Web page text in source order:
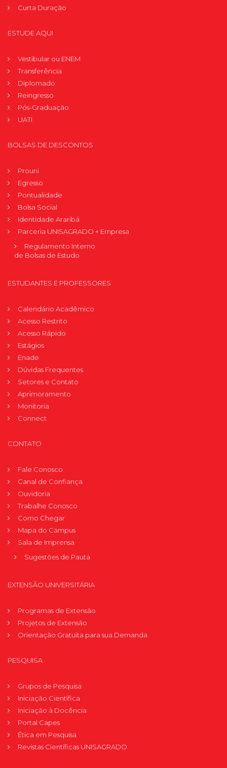
Curta Duração
ESTUDE AQUI
Vestibular ou ENEM
Transferência
Diplomado
Reingresso
Pós-Graduação
UATI
BOLSAS DE DESCONTOS
Prouni
Egresso
Pontualidade
Bolsa Social
Identidade Araribá
Parceria UNISAGRADO + Empresa
Regulamento Interno
de Bolsas de Estudo
ESTUDANTES E PROFESSORES
Calendário Acadêmico
Acesso Restrito
Acesso Rápido
Estágios
Enade
Dúvidas Frequentes
Setores e Contato
Aprimoramento
Monitoria
Connect
CONTATO
Fale Conosco
Canal de Confiança
Ouvidoria
Trabalhe Conosco
Como Chegar
Mapa do Campus
Sala de Imprensa
Sugestões de Pauta
EXTENSÃO UNIVERSITÁRIA
Programas de Extensão
Projetos de Extensão
Orientação Gratuita para sua Demanda
PESQUISA
Grupos de Pesquisa
Iniciação Científica
Iniciação à Docência
Portal Capes
Ética em Pesquisa
Revistas Científicas UNISAGRADO